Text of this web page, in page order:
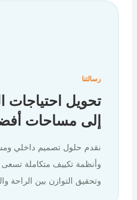
رسالتنا
تحويل احتياجات
إلى مساحات
نقدم حلول تصميم داخلي
وأنظمة تكييف متكاملة تسعى
وتحقيق التوازن بين الراحة